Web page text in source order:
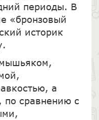
периоды. В
«бронзовый
историк
а
по сравнению с